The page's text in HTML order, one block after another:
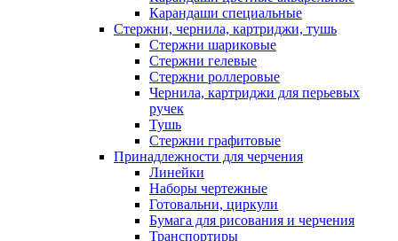
Карандаши специальные
Стержни, чернила, картриджи, тушь
Стержни шариковые
Стержни гелевые
Стержни роллеровые
Чернила, картриджи для перьевых
ручек
Тушь
Стержни графитовые
Принадлежности для черчения
Линейки
Наборы чертежные
Готовальни, циркули
Бумага для рисования и черчения
Транспортиры